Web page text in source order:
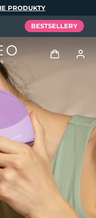
PRODUKTY
BESTSELLERY
Profil użytkownika
Moje urządzenia
Moje zamówienia
Moje adresy
Moje subskrypcje
Español
Português
Русский
繁體中文